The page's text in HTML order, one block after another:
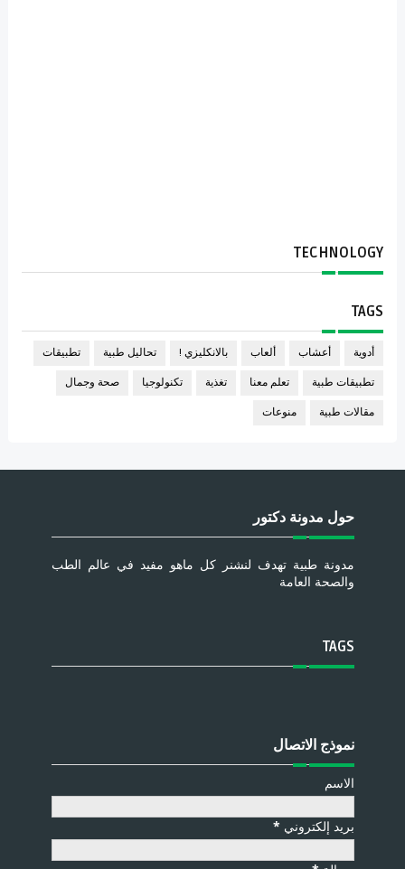
TECHNOLOGY
TAGS
أدوية أعشاب ألعاب بالانكليزي ! تحاليل طبية تطبيقات
تطبيقات طبية تعلم معنا تغذية تكنولوجيا صحة وجمال
مقالات طبية منوعات
حول مدونة دكتور
مدونة طبية تهدف لنشنر كل ماهو مفيد في عالم الطب
والصحة العامة
TAGS
نموذج الاتصال
الاسم
بريد إلكتروني *